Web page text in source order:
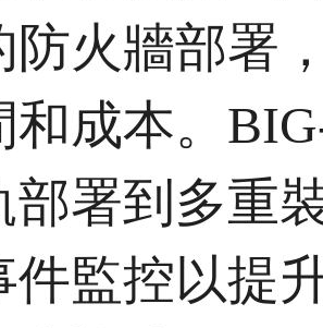
防火牆部署
和成本。
部署到多重
件監控以提